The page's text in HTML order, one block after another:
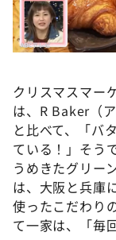
クリスマスマー
は、R Baker（
と比べて、「バ
ている！」そう
うめきたグリー
は、大阪と兵庫
使ったこだわり
て一家は、「毎